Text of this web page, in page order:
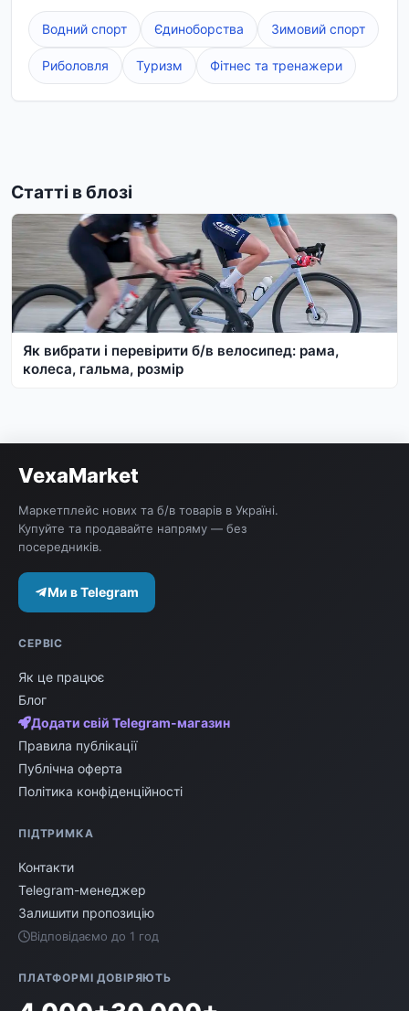
Водний спорт Єдиноборства Зимовий спорт
Риболовля Туризм Фітнес та тренажери
Статті в блозі
Як вибрати і перевірити б/в велосипед: рама,
колеса, гальма, розмір
VexaMarket
Маркетплейс нових та б/в товарів в Україні.
Купуйте та продавайте напряму — без
посередників.
Ми в Telegram
СЕРВІС
Як це працює
Блог
Додати свій Telegram-магазин
Правила публікації
Публічна оферта
Політика конфіденційності
ПІДТРИМКА
Контакти
Telegram-менеджер
Залишити пропозицію
Відповідаємо до 1 год
ПЛАТФОРМІ ДОВІРЯЮТЬ